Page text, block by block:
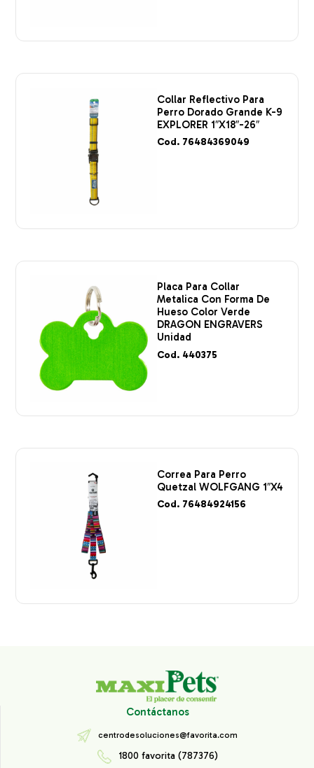
Collar Reflectivo Para
Perro Dorado Grande K-9
EXPLORER 1″X18″-26″
Cod. 76484369049
Placa Para Collar
Metalica Con Forma De
Hueso Color Verde
DRAGON ENGRAVERS
Unidad
Cod. 440375
Correa Para Perro
Quetzal WOLFGANG 1″X4
Cod. 76484924156
Contáctanos
centrodesoluciones@favorita.com
1800 favorita (787376)